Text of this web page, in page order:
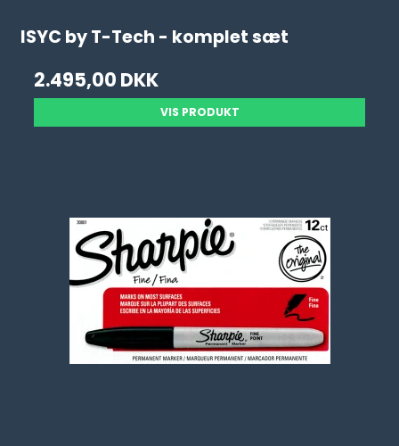
ISYC by T-Tech - komplet sæt
2.495,00 DKK
VIS PRODUKT